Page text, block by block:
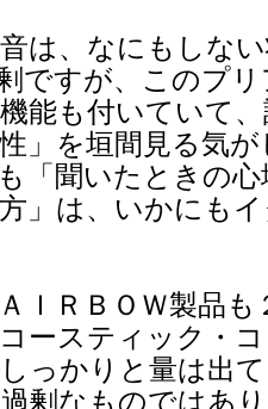
は、なにもしな
ですが、このプ
能も付いていて
」を垣間見る気
「聞いたときの
」は、いかにも
ＩＲＢＯＷ製品も
ースティック・
っかりと量は出
剰なものではあ